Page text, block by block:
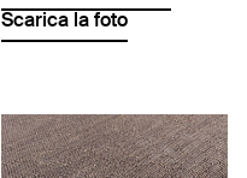
Scarica la foto